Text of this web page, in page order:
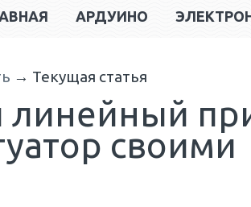
АРДУИНО
→ Текущая статья
линейный
своими